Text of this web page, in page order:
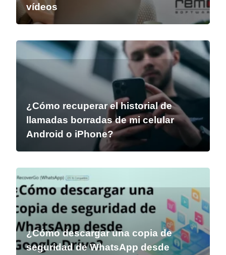
vídeos
¿Cómo recuperar el historial de
llamadas borradas de mi celular
Android o iPhone?
¿Cómo descargar una copia de
seguridad de WhatsApp desde